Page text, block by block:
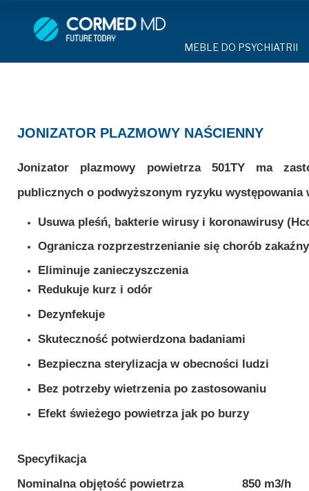
MEBLE DO PSYCHIATRII
ROLETY
DOSTAWKA SZPITALNA
SZAFY UBRANIOWE
MEBLE PIANKOWE DO
DRZWI I OKNA DO
MEBLE DO PSYCHIATRII
SZAFY UBRANIOWE Z LAMINATU
SZAFKI PRZYŁÓŻKOWE
BODYFIX
JONIZATOR PLAZMOWY NAŚCIENNY
Jonizator plazmowy powietrza 501TY ma
publicznych o podwyższonym ryzyku
Usuwa pleśń, bakterie wirusy i koronawirusy
Ogranicza rozprzestrzenianie się chorób
Eliminuje zanieczyszczenia
Redukuje kurz i odór
Dezynfekuje
Skuteczność potwierdzona badaniami
Bezpieczna sterylizacja w obecności ludzi
Bez potrzeby wietrzenia po zastosowaniu
Efekt świeżego powietrza jak po burzy
Specyfikacja
Nominalna objętość powietrza 850 m3/h